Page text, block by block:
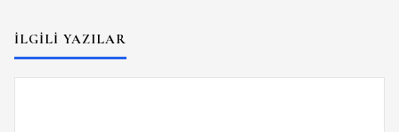
İLGILI YAZILAR